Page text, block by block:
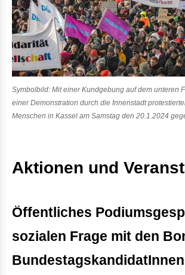
Symbolbild: Mit einer Kundgebung auf dem unteren
einer Demonstration durch die Innenstadt
Menschen in Kassel am Samstag den 20.1.2024
Aktionen und
Öffentliches
sozialen Frage mit den
BundestagskandidatInnen